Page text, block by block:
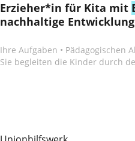
Erzieher*in für Kita mit
nachhaltige
Ihre Aufgaben • Pädagogischen
Sie begleiten die Kinder durch